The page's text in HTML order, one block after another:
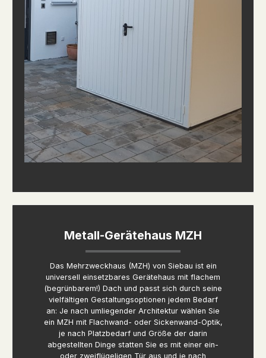
Metall-Gerätehaus MZH
Das Mehrzweckhaus (MZH) von Siebau ist ein
universell einsetzbares Gerätehaus mit flachem
(begrünbarem!) Dach und passt sich durch seine
vielfältigen Gestaltungsoptionen jedem Bedarf
an: Je nach umliegender Architektur wählen Sie
ein MZH mit Flachwand- oder Sickenwand-Optik,
je nach Platzbedarf und Größe der darin
abgestellten Dinge statten Sie es mit einer ein-
oder zweiflügeligen Tür aus und je nach